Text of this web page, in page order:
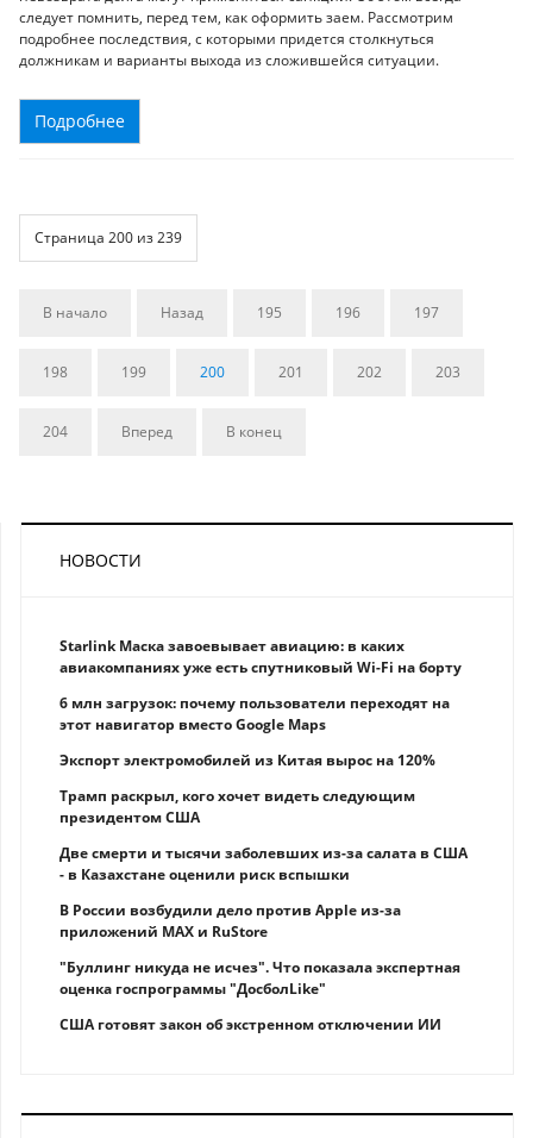
следует помнить, перед тем, как оформить заем. Рассмотрим
подробнее последствия, с которыми придется столкнуться
должникам и варианты выхода из сложившейся ситуации.
Подробнее
Страница 200 из 239
В начало Назад 195 196 197
198 199 200 201 202 203
204 Вперед В конец
НОВОСТИ
Starlink Маска завоевывает авиацию: в каких
авиакомпаниях уже есть спутниковый Wi-Fi на борту
6 млн загрузок: почему пользователи переходят на
этот навигатор вместо Google Maps
Экспорт электромобилей из Китая вырос на 120%
Трамп раскрыл, кого хочет видеть следующим
президентом США
Две смерти и тысячи заболевших из-за салата в США
- в Казахстане оценили риск вспышки
В России возбудили дело против Apple из-за
приложений MAX и RuStore
"Буллинг никуда не исчез". Что показала экспертная
оценка госпрограммы "ДосболLike"
США готовят закон об экстренном отключении ИИ